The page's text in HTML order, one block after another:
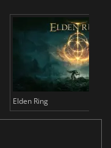
Elden Ring